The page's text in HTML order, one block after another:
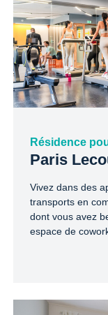
Résidence
Paris
Vivez dans des
transports en
dont vous avez
espace de